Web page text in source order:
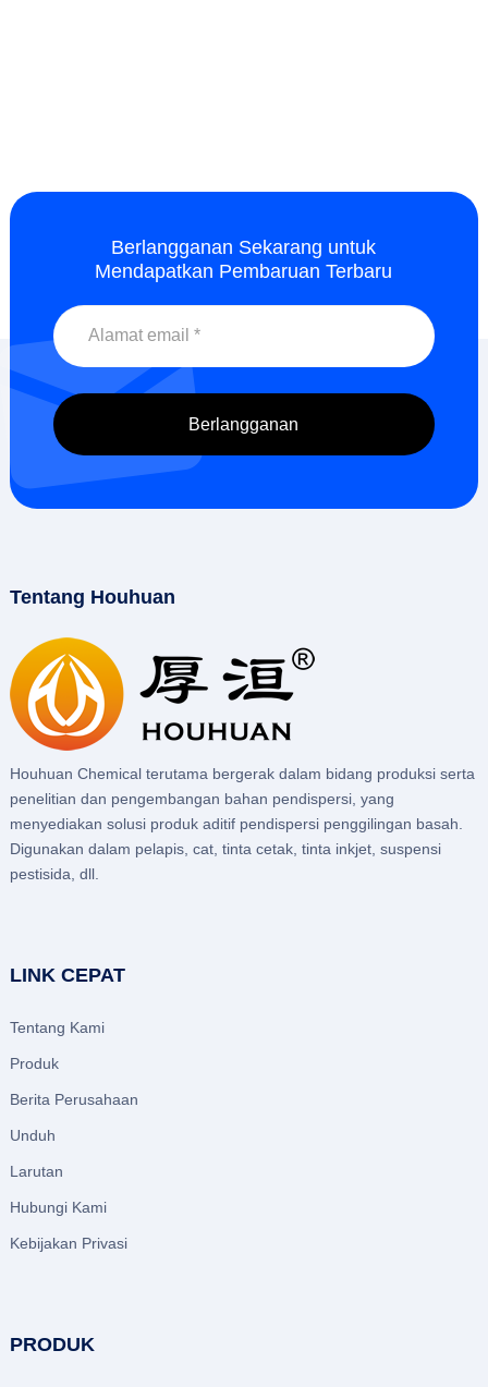
Berlangganan Sekarang untuk
Mendapatkan Pembaruan Terbaru
Tentang Houhuan
Houhuan Chemical terutama bergerak dalam bidang produksi serta
penelitian dan pengembangan bahan pendispersi, yang
menyediakan solusi produk aditif pendispersi penggilingan basah.
Digunakan dalam pelapis, cat, tinta cetak, tinta inkjet, suspensi
pestisida, dll.
LINK CEPAT
Tentang Kami
Produk
Berita Perusahaan
Unduh
Larutan
Hubungi Kami
Kebijakan Privasi
PRODUK